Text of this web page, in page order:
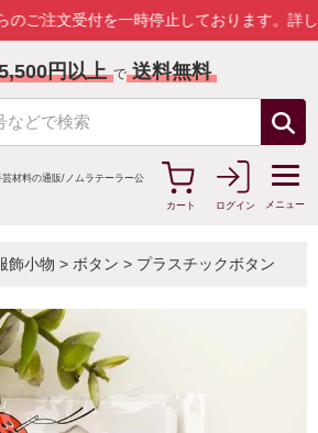
受付を一時停止しております。詳しくはこ
円以上 で 送料無料
芸材料の通販/ノムラテーラー公
カート
ログイン メニュー
飾小物 > ボタン > プラスチックボタン